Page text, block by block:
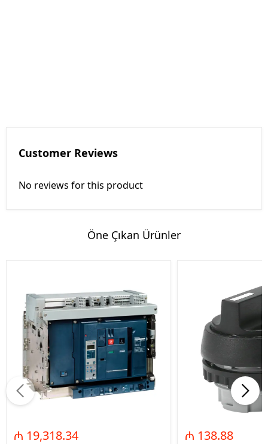
Customer Reviews
No reviews for this product
Öne Çıkan Ürünler
₼ 19,318.34 ₼ 138.88